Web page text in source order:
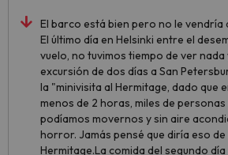
El barco está bien pero no le vendría
El último día en Helsinki entre el
vuelo, no tuvimos tiempo de ver
excursión de dos días a San
la "minivisita al Hermitage, dado que
menos de 2 horas, miles de personas
podíamos movernos y sin aire
horror. Jamás pensé que diría eso de
Hermitage.La comida del segundo